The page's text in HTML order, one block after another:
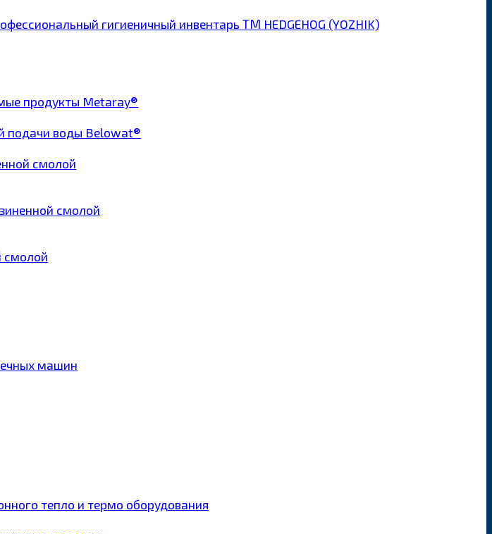
гигиеничный инвентарь ТМ HEDGEHOG (YOZHIK)
продукты Metaray®
подачи воды Belowat®
смолой
смолой
смолой
машин
тепло и термо оборудования